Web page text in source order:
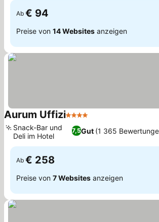
Ab € 94
Preise von 14 Websites anzeigen
Aurum Uffizi4 Sterne
7,5Gut (1 365
Snack-Bar und
Deli im Hotel
Ab € 258
Preise von 7 Websites anzeigen